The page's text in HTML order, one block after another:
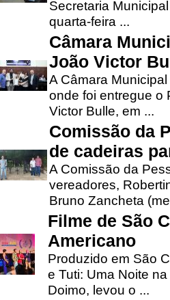
Secretaria
quarta-feira ...
Câmara
João Victor
A Câmara
onde foi entregue o
Victor Bulle, em ...
Comissão da
de cadeiras
A Comissão da
vereadores,
Bruno Zancheta
Filme de São
Americano
Produzido em São
e Tuti: Uma Noite
Doimo, levou o ...